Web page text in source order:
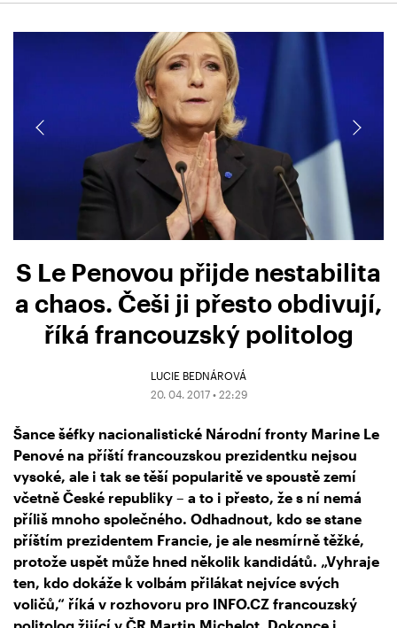
S Le Penovou přijde nestabilita
a chaos. Češi ji přesto obdivují,
říká francouzský politolog
LUCIE BEDNÁROVÁ
20. 04. 2017 • 22:29
Šance šéfky nacionalistické Národní fronty Marine Le
Penové na příští francouzskou prezidentku nejsou
vysoké, ale i tak se těší popularitě ve spoustě zemí
včetně České republiky – a to i přesto, že s ní nemá
příliš mnoho společného. Odhadnout, kdo se stane
příštím prezidentem Francie, je ale nesmírně těžké,
protože uspět může hned několik kandidátů. „Vyhraje
ten, kdo dokáže k volbám přilákat nejvíce svých
voličů,“ říká v rozhovoru pro INFO.CZ francouzský